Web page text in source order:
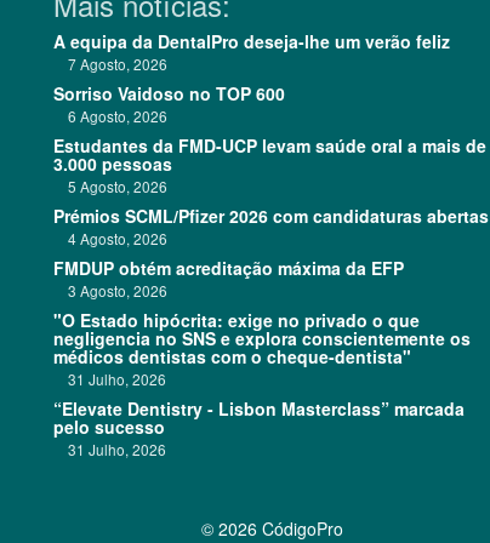
A equipa da DentalPro deseja-lhe um verão feliz
7 Agosto, 2026
Sorriso Vaidoso no TOP 600
6 Agosto, 2026
Estudantes da FMD-UCP levam saúde oral a mais de
3.000 pessoas
5 Agosto, 2026
Prémios SCML/Pfizer 2026 com candidaturas abertas
4 Agosto, 2026
FMDUP obtém acreditação máxima da EFP
3 Agosto, 2026
"O Estado hipócrita: exige no privado o que
negligencia no SNS e explora conscientemente os
médicos dentistas com o cheque-dentista"
31 Julho, 2026
“Elevate Dentistry - Lisbon Masterclass” marcada
pelo sucesso
31 Julho, 2026
© 2026 CódigoPro